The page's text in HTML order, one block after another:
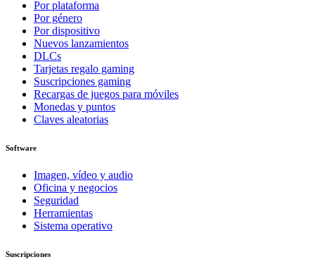
Por plataforma
Por género
Por dispositivo
Nuevos lanzamientos
DLCs
Tarjetas regalo gaming
Suscripciones gaming
Recargas de juegos para móviles
Monedas y puntos
Claves aleatorias
Software
Imagen, vídeo y audio
Oficina y negocios
Seguridad
Herramientas
Sistema operativo
Suscripciones